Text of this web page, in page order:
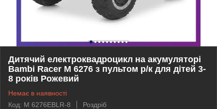
Дитячий електроквадроцикл на акумуляторі
Bambi Racer M 6276 з пультом р/к для дітей 3-
8 років Рожевий
Немає в наявності
Код: M 6276EBLR-8
Роздріб